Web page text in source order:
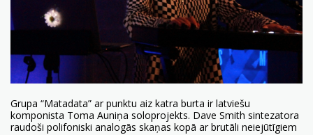
Grupa “Matadata” ar punktu aiz katra burta ir latviešu
komponista Toma Auniņa soloprojekts. Dave Smith sintezatora
raudoši polifoniski analogās skaņas kopā ar brutāli neiejūtīgiem